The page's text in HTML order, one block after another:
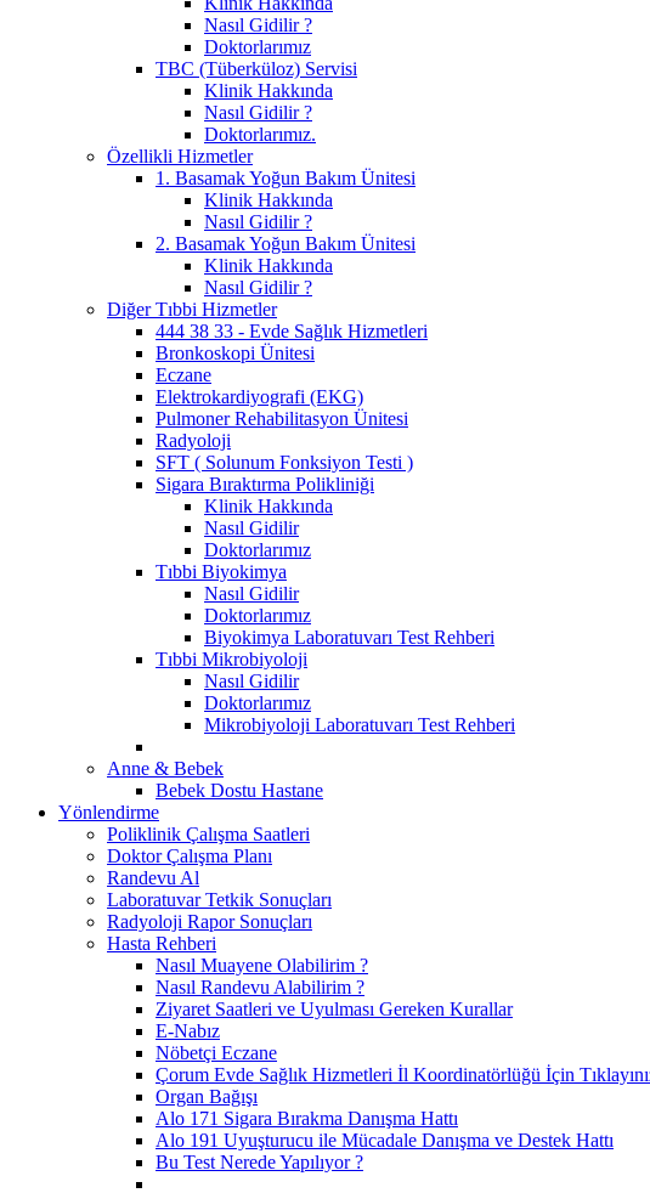
Nasıl Gidilir ?
Doktorlarımız
TBC (Tüberküloz) Servisi
Klinik Hakkında
Nasıl Gidilir ?
Doktorlarımız.
Özellikli Hizmetler
1. Basamak Yoğun Bakım Ünitesi
Klinik Hakkında
Nasıl Gidilir ?
2. Basamak Yoğun Bakım Ünitesi
Klinik Hakkında
Nasıl Gidilir ?
Diğer Tıbbi Hizmetler
444 38 33 - Evde Sağlık Hizmetleri
Bronkoskopi Ünitesi
Eczane
Elektrokardiyografi (EKG)
Pulmoner Rehabilitasyon Ünitesi
Radyoloji
SFT ( Solunum Fonksiyon Testi )
Sigara Bıraktırma Polikliniği
Klinik Hakkında
Nasıl Gidilir
Doktorlarımız
Tıbbi Biyokimya
Nasıl Gidilir
Doktorlarımız
Biyokimya Laboratuvarı Test Rehberi
Tıbbi Mikrobiyoloji
Nasıl Gidilir
Doktorlarımız
Mikrobiyoloji Laboratuvarı Test Rehberi
Anne & Bebek
Bebek Dostu Hastane
Yönlendirme
Poliklinik Çalışma Saatleri
Doktor Çalışma Planı
Randevu Al
Laboratuvar Tetkik Sonuçları
Radyoloji Rapor Sonuçları
Hasta Rehberi
Nasıl Muayene Olabilirim ?
Nasıl Randevu Alabilirim ?
Ziyaret Saatleri ve Uyulması Gereken Kurallar
E-Nabız
Nöbetçi Eczane
Çorum Evde Sağlık Hizmetleri İl Koordinatörlüğü İçin
Organ Bağışı
Alo 171 Sigara Bırakma Danışma Hattı
Alo 191 Uyuşturucu ile Mücadale Danışma ve Destek Hattı
Bu Test Nerede Yapılıyor ?